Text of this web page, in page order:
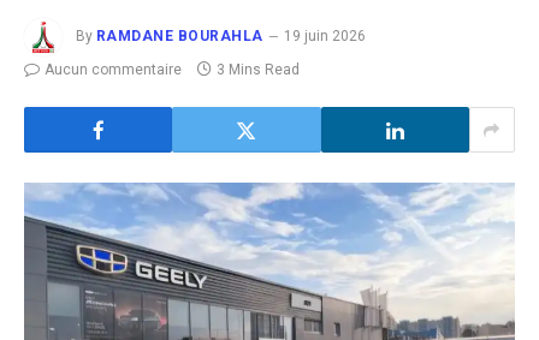
By RAMDANE BOURAHLA
19 juin 2026
Aucun commentaire
3 Mins Read